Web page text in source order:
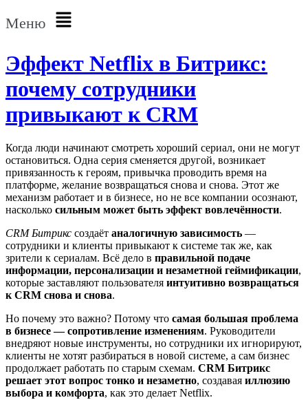
Меню
Эффект Netflix в Битрикс:
почему сотрудники
привыкают к CRM
Когда люди начинают смотреть хороший сериал, они не могут
остановиться. Одна серия сменяется другой, возникает
привязанность к героям, привычка проводить время на
платформе, желание возвращаться снова и снова. Этот же
механизм работает и в бизнесе, но не все компании осознают,
насколько сильным может быть эффект вовлечённости.
CRM Битрикс создаёт аналогичную зависимость —
сотрудники и клиенты привыкают к системе так же, как
зрители к сериалам. Всё дело в правильной подаче
информации, персонализации и незаметной геймификации,
которые заставляют пользователя интуитивно возвращаться
к CRM снова и снова.
Но почему это важно? Потому что самая большая проблема
в бизнесе — сопротивление изменениям. Руководители
внедряют новые инструменты, но сотрудники их игнорируют,
клиенты не хотят разбираться в новой системе, а сам бизнес
продолжает работать по старым схемам. CRM Битрикс
решает этот вопрос тонко и незаметно, создавая иллюзию
выбора и комфорта, как это делает Netflix.